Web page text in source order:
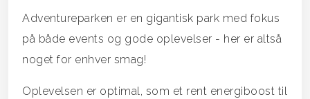
Adventureparken er en gigantisk park med fokus
på både events og gode oplevelser - her er altså
noget for enhver smag!
Oplevelsen er optimal, som et rent energiboost til